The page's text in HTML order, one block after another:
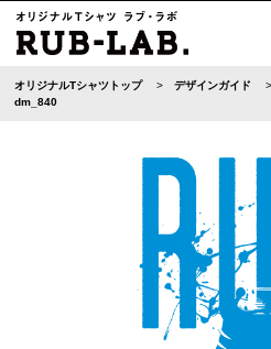
オリジナルTシャツトップ デザインガイド
dm_840